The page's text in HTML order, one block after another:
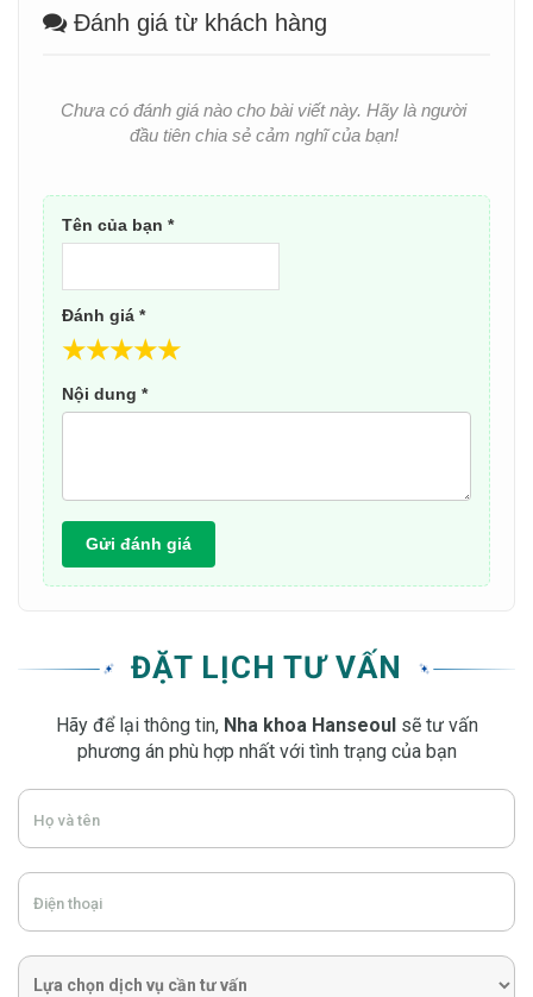
Đánh giá từ khách hàng
Chưa có đánh giá nào cho bài viết này. Hãy là người
đầu tiên chia sẻ cảm nghĩ của bạn!
Tên của bạn *
Đánh giá *
★
★
★
★
★
Nội dung *
Gửi đánh giá
ĐẶT LỊCH TƯ VẤN
Hãy để lại thông tin, Nha khoa Hanseoulsẽ tư vấn
phương án phù hợp nhất với tình trạng của bạn